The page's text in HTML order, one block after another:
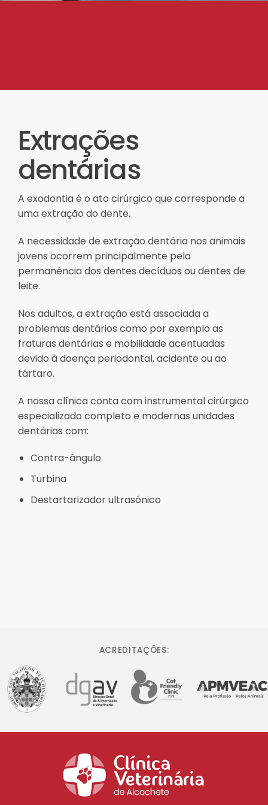
Extrações
dentárias
A exodontia é o ato cirúrgico que corresponde a
uma extração do dente.
A necessidade de extração dentária nos animais
jovens ocorrem principalmente pela
permanência dos dentes decíduos ou dentes de
leite.
Nos adultos, a extração está associada a
problemas dentários como por exemplo as
fraturas dentárias e mobilidade acentuadas
devido à doença periodontal, acidente ou ao
tártaro.
A nossa clínica conta com instrumental cirúrgico
especializado completo e modernas unidades
dentárias com:
Contra-ângulo
Turbina
Destartarizador ultrasónico
ACREDITAÇÕES: